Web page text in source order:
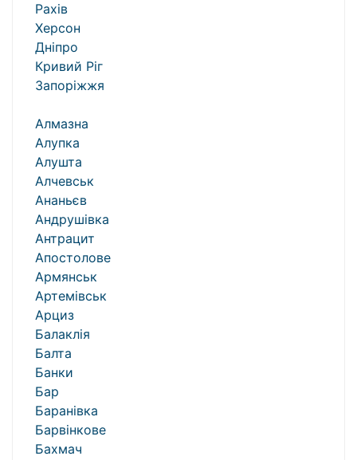
Рахів
Херсон
Дніпро
Кривий Ріг
Запоріжжя
Алмазна
Алупка
Алушта
Алчевськ
Ананьєв
Андрушівка
Антрацит
Апостолове
Армянськ
Артемівськ
Арциз
Балаклія
Балта
Банки
Бар
Баранівка
Барвінкове
Бахмач